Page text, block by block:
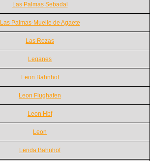
Las Palmas Sebadal
Las Palmas-Muelle de Agaete
Las Rozas
Leganes
Leon Bahnhof
Leon Flughafen
Leon Hbf
Leon
Lerida Bahnhof